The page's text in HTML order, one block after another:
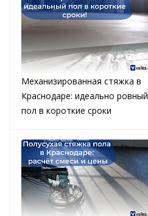
Механизированная стяжка в
Краснодаре: идеально ровный
пол в короткие сроки